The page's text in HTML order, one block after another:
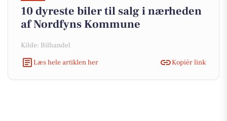
10 dyreste biler til salg i nærheden
af Nordfyns Kommune
Kilde: Bilhandel
Læs hele artiklen her
Kopiér link